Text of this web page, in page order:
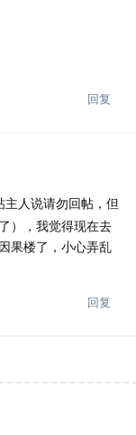
回复
人说请勿回帖，但
），我觉得现在去
果楼了，小心弄乱
回复